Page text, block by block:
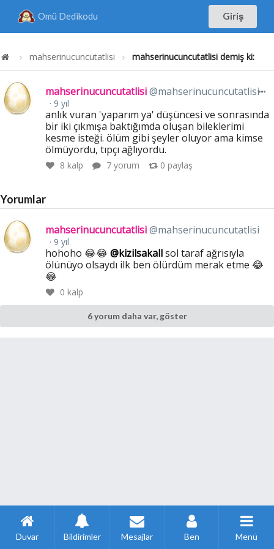
Omü Dedikodu Giriş
mahserinucuncutatlisi mahserinucuncutatlisi demiş ki:
mahserinucuncutatlisi@mahserinucuncutatlisi
9 yıl
anlık vuran 'yaparım ya' düşüncesi ve sonrasında
bir iki çıkmışa baktığımda oluşan bileklerimi
kesme isteği. ölüm gibi şeyler oluyor ama kimse
ölmüyordu, tıpçı ağlıyordu.
8 kalp 7 yorum 0 paylaş
Yorumlar
mahserinucuncutatlisi@mahserinucuncutatlisi
9 yıl
hohoho 😂😂@kizilsakallsol taraf ağrısıyla
ölünüyo olsaydı ilk ben ölürdüm merak etme 😂
😂
0 kalp
6 yorum daha var, göster
Duvar Bildirimler Mesajlar Ben Menü